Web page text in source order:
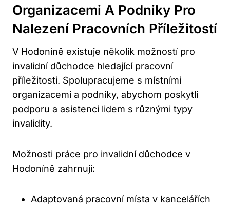
Organizacemi A Podniky Pro
Nalezení Pracovních Příležitostí
V Hodoníně existuje několik možností pro
invalidní důchodce hledající pracovní
příležitosti. Spolupracujeme s místními
organizacemi a podniky, abychom poskytli
podporu a asistenci lidem s různými typy
invalidity.
Možnosti práce pro invalidní důchodce v
Hodoníně zahrnují:
Adaptovaná pracovní místa v kancelářích